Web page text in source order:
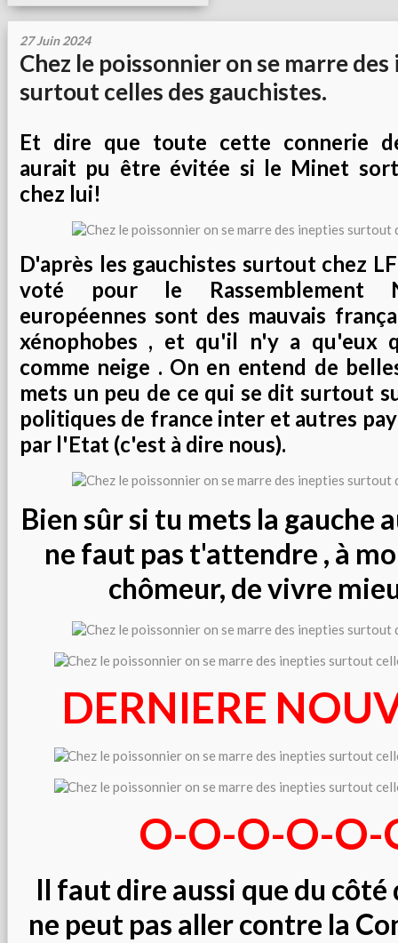
27 Juin 2024
Chez le poissonnier on se marre
surtout celles des gauchistes.
Et dire que toute cette connerie
aurait pu être évitée si le Minet
chez lui!
D'après les gauchistes surtout chez
voté pour le Rassemblement
européennes sont des mauvais
xénophobes , et qu'il n'y a qu'eux
comme neige . On en entend de
mets un peu de ce qui se dit surtout
politiques de france inter et autres
par l'Etat (c'est à dire nous).
Bien sûr si tu mets la gauche
ne faut pas t'attendre , à
chômeur, de vivre
DERNIERE
O-O-O-O-O-
Il faut dire aussi que du côté
ne peut pas aller contre la